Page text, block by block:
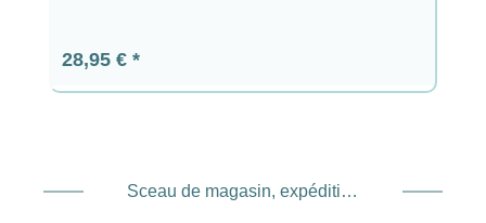
Prix régulier :
28,95 €
Sceau de magasin, expédition et expédition. Prestataire de services de paiement